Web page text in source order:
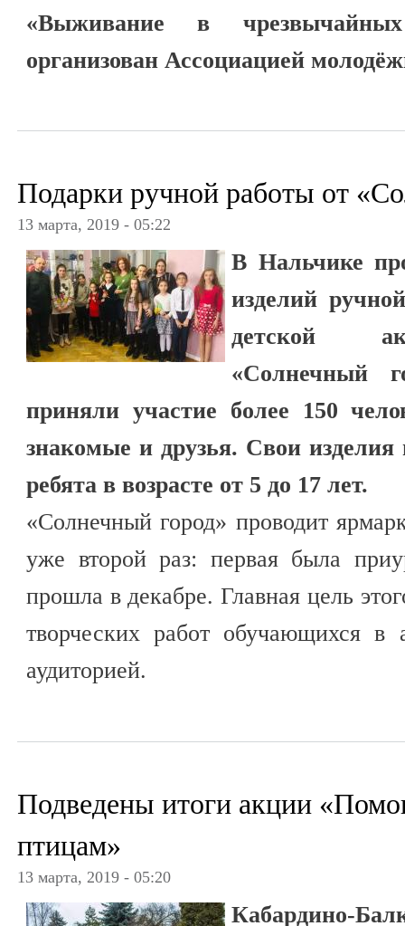
«Выживание в
организован Ассоциацией
Подарки ручной работы от
13 марта, 2019 - 05:22
В Нальчике
изделий
детской
«Солнечный
приняли участие более 150
знакомые и друзья. Свои изделия
ребята в возрасте от 5 до 17 лет.
«Солнечный город» проводит
уже второй раз: первая была
прошла в декабре. Главная цель
творческих работ обучающихся в
аудиторией.
Подведены итоги акции
птицам»
13 марта, 2019 - 05:20
Кабардино-